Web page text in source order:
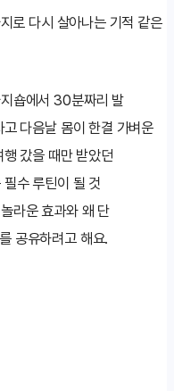
로 다시 살아나는 기적 같은
숍에서 30분짜리 발
다음날 몸이 한결 가벼운
갔을 때만 받았던
수 루틴이 될 것
라운 효과와 왜 단
공유하려고 해요.